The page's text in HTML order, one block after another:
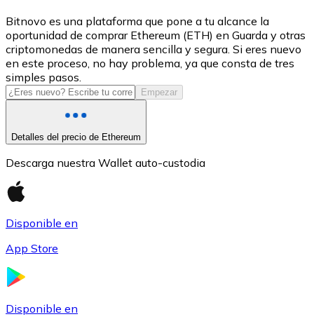
USD Coin
USDC
Litecoin
LTC
Bitnovo es una plataforma que pone a tu alcance la
oportunidad de comprar Ethereum (ETH) en Guarda y otras
criptomonedas de manera sencilla y segura. Si eres nuevo
en este proceso, no hay problema, ya que consta de tres
simples pasos.
Empezar
Detalles del precio de Ethereum
Descarga nuestra Wallet auto-custodia
Disponible en
App Store
Disponible en